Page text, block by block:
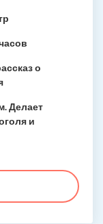
о
Делает
и